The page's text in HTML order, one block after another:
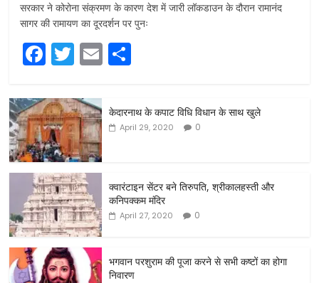
सरकार ने कोरोना संक्रमण के कारण देश में जारी लॉकडाउन के दौरान रामानंद
सागर की रामायण का दूरदर्शन पर पुनः
F
c
e
b
o
o
k
T
itt
er
E
ai ar
e
केदारनाथ के कपाट विधि विधान के साथ खुले
April 29, 2020 0
क्वारंटाइन सेंटर बने तिरुपति, श्रीकालहस्ती और
कनिपक्कम मंदिर
April 27, 2020 0
भगवान परशुराम की पूजा करने से सभी कष्टों का होगा
निवारण